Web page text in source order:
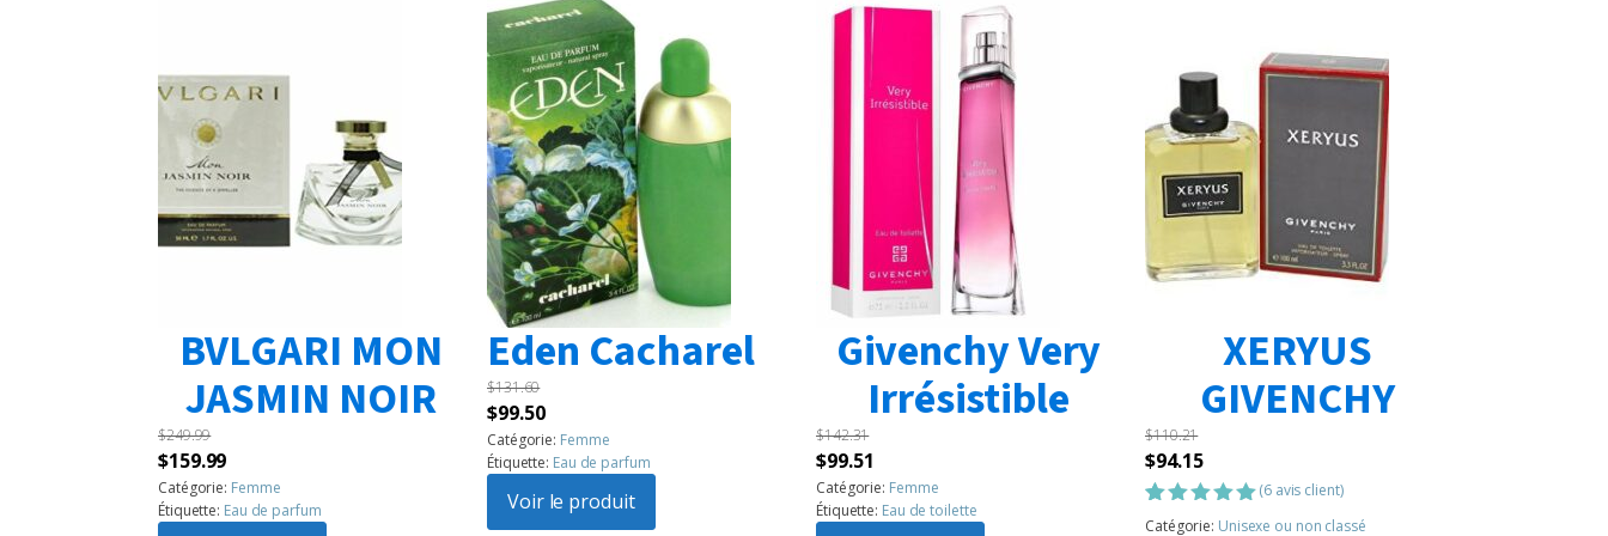
BVLGARI MON
JASMIN NOIR
$249.99
Le
prix
initial
$159.99Le
prix
actuel
Catégorie: Femme
Étiquette: Eau de parfum
Eden Cacharel
$131.60
Le
prix
initial
était :
$99.50Le
prix
actuel
est :
Catégorie: Femme
Étiquette: Eau de parfum
Voir le produit
Givenchy Very
Irrésistible
$142.31
Le
prix
initial
$99.51
prix
actuel
Catégorie: Femme
Étiquette: Eau de toilette
XERYUS
GIVENCHY
$110.21
Le
prix
initial
$94.15Le
prix
actuel
Noté5.00
6
(6avis client)
Catégorie: Unisexe ou non classé